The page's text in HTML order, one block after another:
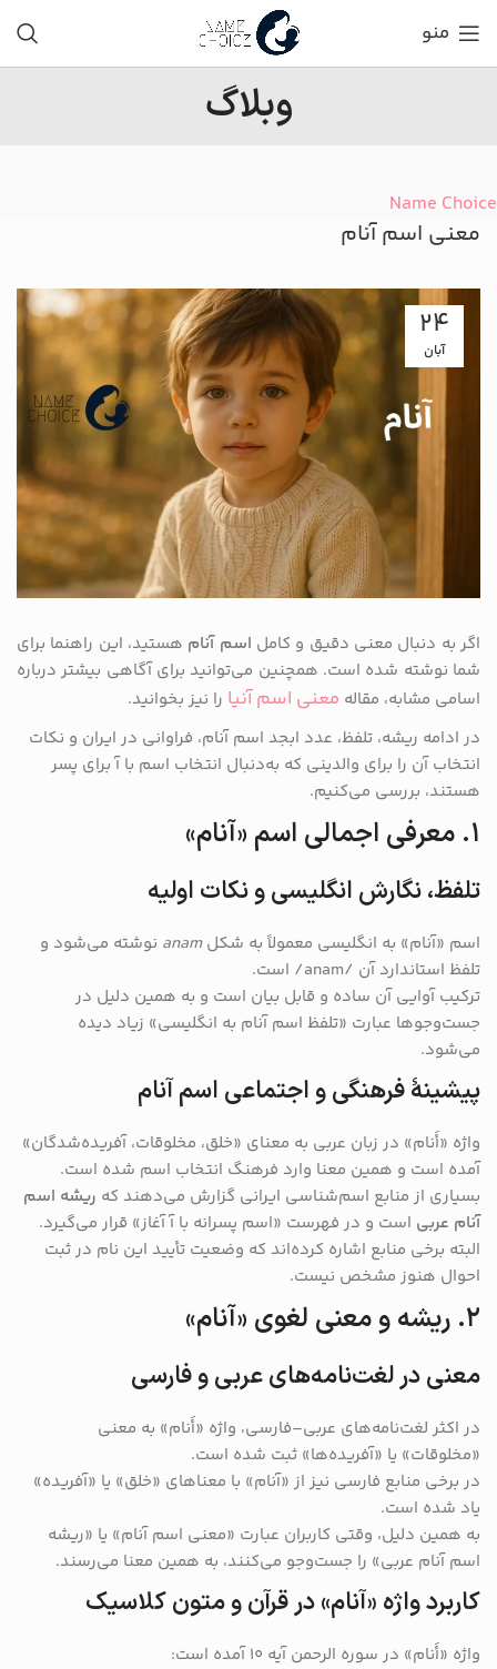
منو
وبلاگ
Name Choice
معنی اسم آنام
24
آبان
اگر به دنبال معنی دقیق و کامل اسم آنام هستید، این راهنما برای
شما نوشته شده است. همچنین می‌توانید برای آگاهی بیشتر درباره
اسامی مشابه، مقاله معنی اسم آنیا را نیز بخوانید.
در ادامه ریشه، تلفظ، عدد ابجد اسم آنام، فراوانی در ایران و نکات
انتخاب آن را برای والدینی که به‌دنبال انتخاب اسم با آ برای پسر
هستند، بررسی می‌کنیم.
۱. معرفی اجمالی اسم «آنام»
تلفظ، نگارش انگلیسی و نکات اولیه
اسم «آنام» به انگلیسی معمولاً به شکلanam نوشته می‌شود و
تلفظ استاندارد آن /anam/ است.
ترکیب آوایی آن ساده و قابل بیان است و به همین دلیل در
جست‌وجوها عبارت «تلفظ اسم آنام به انگلیسی» زیاد دیده
می‌شود.
پیشینهٔ فرهنگی و اجتماعی اسم آنام
واژه «أَنام» در زبان عربی به معنای «خلق، مخلوقات، آفریده‌شدگان»
آمده است و همین معنا وارد فرهنگ انتخاب اسم شده است.
بسیاری از منابع اسم‌شناسی ایرانی گزارش می‌دهند که ریشه اسم
آنام عربی است و در فهرست «اسم پسرانه با آ آغاز» قرار می‌گیرد.
البته برخی منابع اشاره کرده‌اند که وضعیت تأیید این نام در ثبت
احوال هنوز مشخص نیست.
۲. ریشه و معنی لغوی «آنام»
معنی در لغت‌نامه‌های عربی و فارسی
در اکثر لغت‌نامه‌های عربی–فارسی، واژه «أَنام» به معنی
«مخلوقات» یا «آفریده‌ها» ثبت شده است.
در برخی منابع فارسی نیز از «آنام» با معناهای «خلق» یا «آفریده»
یاد شده است.
به همین دلیل، وقتی کاربران عبارت «معنی اسم آنام» یا «ریشه
اسم آنام عربی» را جست‌وجو می‌کنند، به همین معنا می‌رسند.
کاربرد واژه «آنام» در قرآن و متون کلاسیک
واژه «أَنام» در سوره الرحمن آیه ۱۰ آمده است: